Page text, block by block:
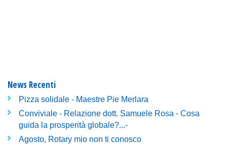
News Recenti
Pizza solidale - Maestre Pie Merlara
Conviviale - Relazione dott. Samuele Rosa - Cosa
guida la prosperità globale?...-
Agosto, Rotary mio non ti conosco